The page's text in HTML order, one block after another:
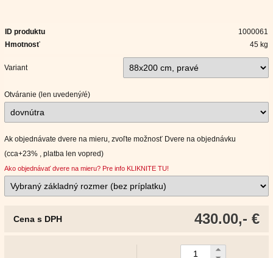
ID produktu
1000061
Hmotnosť
45 kg
Variant
Otváranie (len uvedený/é)
Ak objednávate dvere na mieru, zvoľte možnosť Dvere na objednávku
(cca+23% , platba len vopred)
Ako objednávať dvere na mieru? Pre info KLIKNITE TU!
430.00,- €
Cena s DPH